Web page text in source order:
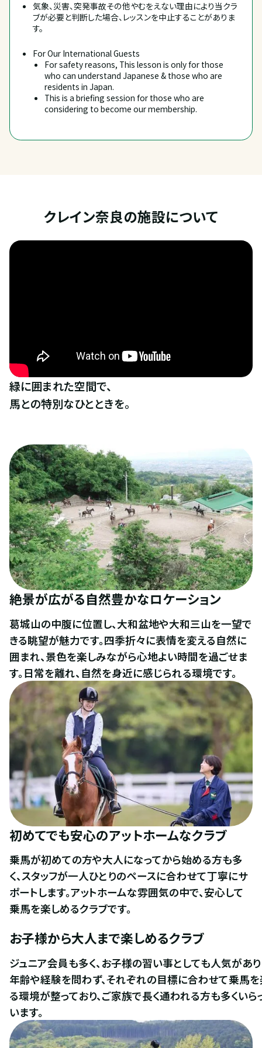
気象、災害、突発事故その他やむをえない理由により当クラ
ブが必要と判断した場合、レッスンを中止することがありま
す。
For Our International Guests
For safety reasons, This lesson is only for those
who can understand Japanese & those who are
residents in Japan.
This is a briefing session for those who are
considering to become our membership.
クレイン奈良の施設について
緑に囲まれた空間で、
馬との特別なひとときを。
絶景が広がる自然豊かなロケーション
葛城山の中腹に位置し、大和盆地や大和三山を一望で
きる眺望が魅力です。四季折々に表情を変える自然に
囲まれ、景色を楽しみながら心地よい時間を過ごせま
す。日常を離れ、自然を身近に感じられる環境です。
初めてでも安心のアットホームなクラブ
乗馬が初めての方や大人になってから始める方も多
く、スタッフが一人ひとりのペースに合わせて丁寧にサ
ポートします。アットホームな雰囲気の中で、安心して
乗馬を楽しめるクラブです。
お子様から大人まで楽しめるクラブ
ジュニア会員も多く、お子様の習い事としても人気があり
年齢や経験を問わず、それぞれの目標に合わせて乗馬
る環境が整っており、ご家族で長く通われる方も多くいら
います。